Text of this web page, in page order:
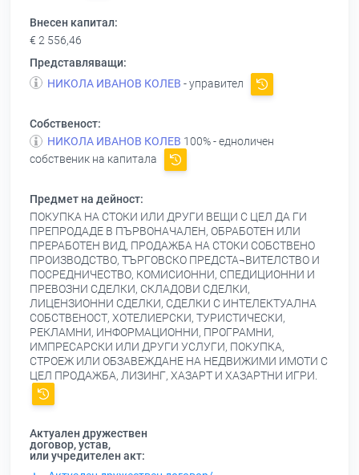
Внесен капитал:
€ 2 556,46
Представляващи:
НИКОЛА ИВАНОВ КОЛЕВ - управител
Собственост:
НИКОЛА ИВАНОВ КОЛЕВ 100% - едноличен
собственик на капитала
Предмет на дейност:
ПОКУПКА НА СТОКИ ИЛИ ДРУГИ ВЕЩИ С ЦЕЛ ДА ГИ
ПРЕПРОДАДЕ В ПЪРВОНАЧАЛЕН, ОБРАБОТЕН ИЛИ
ПРЕРАБОТЕН ВИД, ПРОДАЖБА НА СТОКИ СОБСТВЕНО
ПРОИЗВОДСТВО, ТЪРГОВСКО ПРЕДСТА¬ВИТЕЛСТВО И
ПОСРЕДНИЧЕСТВО, КОМИСИОННИ, СПЕДИЦИОННИ И
ПРЕВОЗНИ СДЕЛКИ, СКЛАДОВИ СДЕЛКИ,
ЛИЦЕНЗИОННИ СДЕЛКИ, СДЕЛКИ С ИНТЕЛЕКТУАЛНА
СОБСТВЕНОСТ, ХОТЕЛИЕРСКИ, ТУРИСТИЧЕСКИ,
РЕКЛАМНИ, ИНФОРМАЦИОННИ, ПРОГРАМНИ,
ИМПРЕСАРСКИ ИЛИ ДРУГИ УСЛУГИ, ПОКУПКА,
СТРОЕЖ ИЛИ ОБЗАВЕЖДАНЕ НА НЕДВИЖИМИ ИМОТИ С
ЦЕЛ ПРОДАЖБА, ЛИЗИНГ, ХАЗАРТ И ХАЗАРТНИ ИГРИ.
Актуален дружествен
договор, устав,
или учредителен акт: